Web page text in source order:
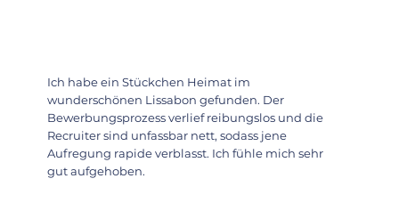
Ich habe ein Stückchen Heimat im
wunderschönen Lissabon gefunden. Der
Bewerbungsprozess verlief reibungslos und die
Recruiter sind unfassbar nett, sodass jene
Aufregung rapide verblasst. Ich fühle mich sehr
gut aufgehoben.